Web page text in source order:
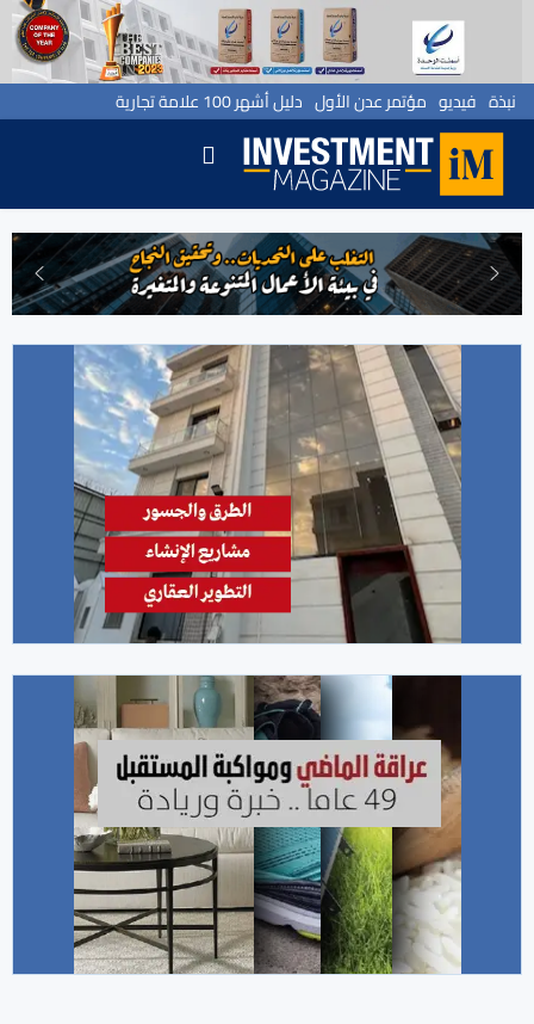
نبذة فيديو مؤتمر عدن الأول دليل أشهر 100 علامة تجارية